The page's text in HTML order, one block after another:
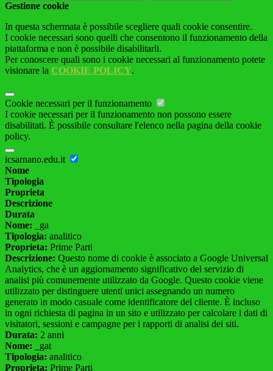
Gestione cookie
In questa schermata è possibile scegliere quali cookie consentire.
I cookie necessari sono quelli che consentono il funzionamento della
piattaforma e non è possibile disabilitarli.
Per conoscere quali sono i cookie necessari al funzionamento potete
visionare la COOKIE POLICY.
Cookie necessari per il funzionamento
I cookie necessari per il funzionamento non possono essere
disabilitati. È possibile consultare l'elenco nella pagina della cookie
policy.
icsarnano.edu.it
Nome
Tipologia
Proprieta
Descrizione
Durata
Nome: _ga
Tipologia: analitico
Proprieta: Prime Parti
Descrizione: Questo nome di cookie è associato a Google Universal
Analytics, che è un aggiornamento significativo del servizio di
analisi più comunemente utilizzato da Google. Questo cookie viene
utilizzato per distinguere utenti unici assegnando un numero
generato in modo casuale come identificatore del cliente. È incluso
in ogni richiesta di pagina in un sito e utilizzato per calcolare i dati di
visitatori, sessioni e campagne per i rapporti di analisi dei siti.
Durata: 2 anni
Nome: _gat
Tipologia: analitico
Proprieta: Prime Parti